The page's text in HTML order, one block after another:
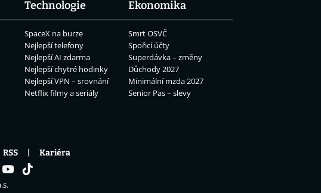
Technologie
SpaceX na burze
Nejlepší telefony
Nejlepší AI zdarma
Nejlepší chytré hodinky
Nejlepší VPN – srovnání
Netflix filmy a seriály
Ekonomika
Smrt OSVČ
Spořicí účty
Superdávka – změny
Důchody 2027
Minimální mzda 2027
Senior Pas – slevy
RSS Kariéra